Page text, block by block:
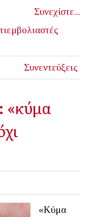
Συνεχίστε...
Συνεντεύξεις
«κύμα
«Κύμα